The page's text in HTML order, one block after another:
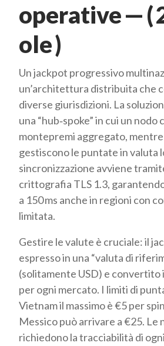
operative — (
ole )
Un jackpot progressivo
un’architettura distribuita che
diverse giurisdizioni. La
una “hub‑spoke” in cui un
montepremi aggregato, mentre
gestiscono le puntate in valuta
sincronizzazione avviene
crittografia TLS 1.3,
a 150 ms anche in regioni con
limitata.
Gestire le valute è cruciale: il
espresso in una “valuta di
(solitamente USD) e convertito
per ogni mercato. I limiti di
Vietnam il massimo è €5 per
Messico può arrivare a €25. Le
richiedono la tracciabilità di